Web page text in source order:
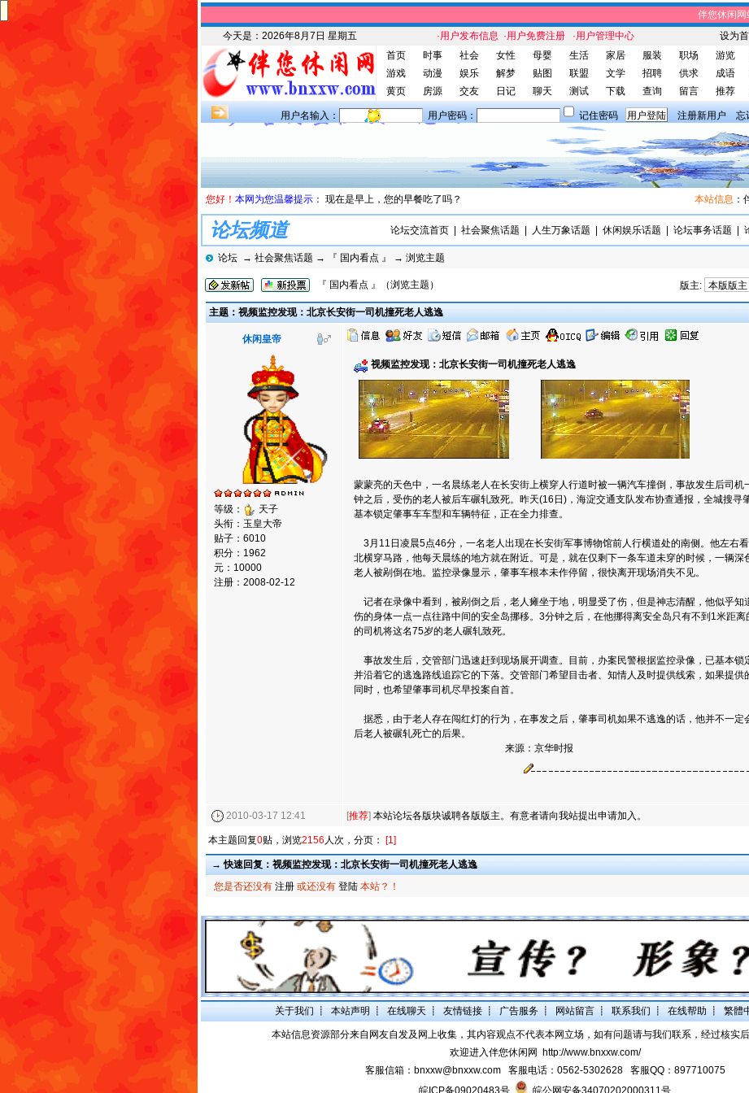
伴您休闲网
今天是： 2026年8月7日 星期五 ·用户发布信息 ·用户免费注册 ·用户管理中心 设为
首页
时事 社会 女性 母婴 生活 家居 服装 职场 游览
游戏
动漫 娱乐 解梦 贴图 联盟 文学 招聘 供求 成语
黄页
房源 交友 日记 聊天 测试 下载 查询 留言 推荐
用户名输入： 用户密码： 记住密码 注册新用户 忘
您好！ 本网为您温馨提示： 现在是早上，您的早餐吃了吗？ 本站信息：伴
论坛频道 论坛交流首页| 社会聚焦话题 人生万象话题 休闲娱乐话题 论坛事务话题
论坛 → 社会聚焦话题 → 『 国内看点 』 → 浏览主题
『 国内看点 』（浏览主题） 版主:
主题：视频监控发现：北京长安街一司机撞死老人逃逸
休闲皇帝
等级：
天子
头衔：玉皇大帝
贴子：6010
积分：1962
元：10000
注册：2008-02-12
视频监控发现：北京长安街一司机撞死老人逃逸
蒙蒙亮的天色中，一名晨练老人在长安街上横穿人行道时被一辆汽车撞倒，事故发生后司机
钟之后，受伤的老人被后车碾轧致死。昨天(16日)，海淀交通支队发布协查通报，全城搜寻
基本锁定肇事车车型和车辆特征，正在全力排查。
3月11日凌晨5点46分，一名老人出现在长安街军事博物馆前人行横道处的南侧。他左右
北横穿马路，他每天晨练的地方就在附近。可是，就在仅剩下一条车道未穿的时候，一辆深
老人被剐倒在地。监控录像显示，肇事车根本未作停留，很快离开现场消失不见。
记者在录像中看到，被剐倒之后，老人瘫坐于地，明显受了伤，但是神志清醒，他似乎知
伤的身体一点一点往路中间的安全岛挪移。3分钟之后，在他挪得离安全岛只有不到1米距
的司机将这名75岁的老人碾轧致死。
事故发生后，交管部门迅速赶到现场展开调查。目前，办案民警根据监控录像，已基本锁
并沿着它的逃逸路线追踪它的下落。交管部门希望目击者、知情人及时提供线索，如果提供
同时，也希望肇事司机尽早投案自首。
据悉，由于老人存在闯红灯的行为，在事发之后，肇事司机如果不逃逸的话，他并不一定
后老人被碾轧死亡的后果。
来源：京华时报
2010-03-17 12:41 [推荐] 本站论坛各版块诚聘各版版主。有意者请向我站提出申请加入。
本主题回复0贴，浏览2156 人次，分页： [1]
→ 快速回复：视频监控发现：北京长安街一司机撞死老人逃逸
您是否还没有 注册 或还没有 登陆 本站？！
关于我们 ┋ 本站声明 ┋ 在线聊天 ┋ 友情链接 ┋ 广告服务 ┋ 网站留言 ┋ 联系我们 ┋ 在线帮助 ┋ 繁體
本站信息资源部分来自网友自发及网上收集，其内容观点不代表本网立场，如有问题请与我们联系，经过核实
欢迎进入伴您休闲网
http://www.bnxxw.com/
客服信箱：bnxxw@bnxxw.com 客服电话：0562-5302628 客服QQ：897710075
皖ICP备09020483号
皖公网安备34070202000311号